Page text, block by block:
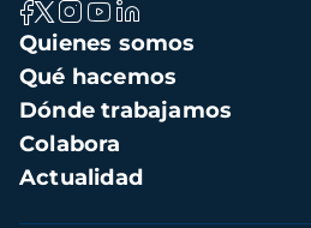
Navegación
principal
Quienes somos
Qué hacemos
Dónde trabajamos
Colabora
Actualidad